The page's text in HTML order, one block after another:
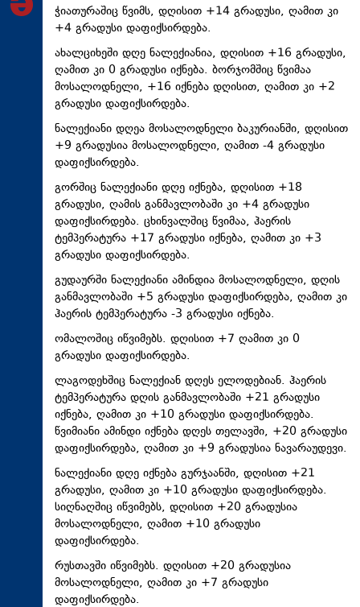
ჭიათურაშიც წვიმს, დღისით +14 გრადუსი, ღამით კი
+4 გრადუსი დაფიქსირდება.
ახალციხეში დღე ნალექიანია, დღისით +16 გრადუსი,
ღამით კი 0 გრადუსი იქნება. ბორჯომშიც წვიმაა
მოსალოდნელი, +16 იქნება დღისით, ღამით კი +2
გრადუსი დაფიქსირდება.
ნალექიანი დღეა მოსალოდნელი ბაკურიანში, დღისით
+9 გრადუსია მოსალოდნელი, ღამით -4 გრადუსი
დაფიქსირდება.
გორშიც ნალექიანი დღე იქნება, დღისით +18
გრადუსი, ღამის განმავლობაში კი +4 გრადუსი
დაფიქსირდება. ცხინვალშიც წვიმაა, ჰაერის
ტემპერატურა +17 გრადუსი იქნება, ღამით კი +3
გრადუსი დაფიქსირდება.
გუდაურში ნალექიანი ამინდია მოსალოდნელი, დღის
განმავლობაში +5 გრადუსი დაფიქსირდება, ღამით კი
ჰაერის ტემპერატურა -3 გრადუსი იქნება.
ომალოშიც იწვიმებს. დღისით +7 ღამით კი 0
გრადუსი დაფიქსირდება.
ლაგოდეხშიც ნალექიან დღეს ელოდებიან. ჰაერის
ტემპერატურა დღის განმავლობაში +21 გრადუსი
იქნება, ღამით კი +10 გრადუსი დაფიქსირდება.
წვიმიანი ამინდი იქნება დღეს თელავში, +20 გრადუსი
დაფიქსირდება, ღამით კი +9 გრადუსია ნავარაუდევი.
ნალექიანი დღე იქნება გურჯაანში, დღისით +21
გრადუსი, ღამით კი +10 გრადუსი დაფიქსირდება.
სიღნაღშიც იწვიმებს, დღისით +20 გრადუსია
მოსალოდნელი, ღამით +10 გრადუსი
დაფიქსირდება.
რუსთავში იწვიმებს. დღისით +20 გრადუსია
მოსალოდნელი, ღამით კი +7 გრადუსი
დაფიქსირდება.